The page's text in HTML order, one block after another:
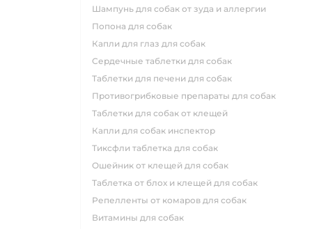
шампунь для собак от зуда и аллергии
попона для собак
капли для глаз для собак
сердечные таблетки для собак
таблетки для печени для собак
противогрибковые препараты для собак
таблетки для собак от клещей
капли для собак инспектор
тиксфли таблетка для собак
ошейник от клещей для собак
таблетка от блох и клещей для собак
репелленты от комаров для собак
витамины для собак